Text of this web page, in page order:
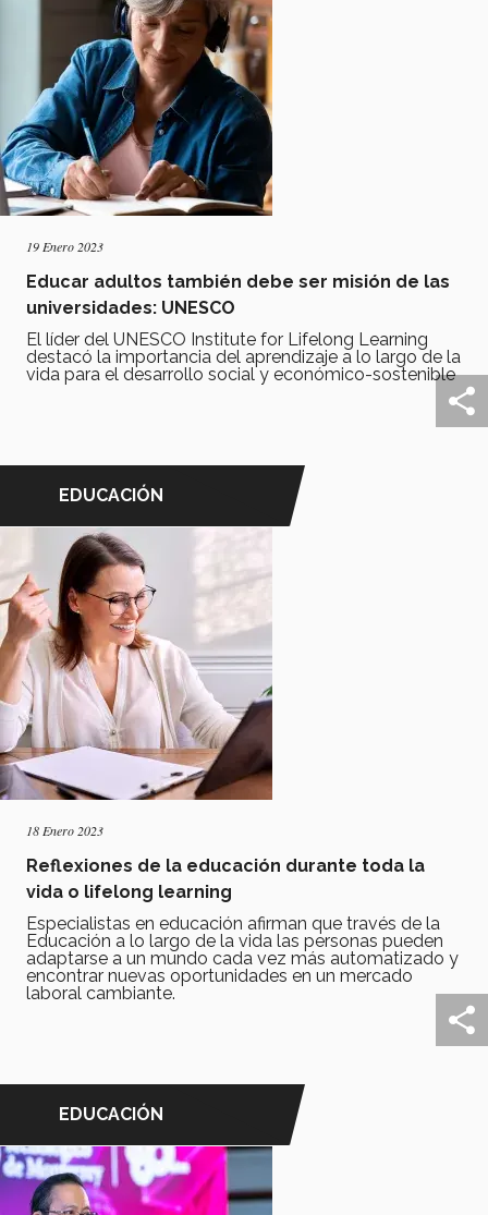
19 Enero 2023
Educar adultos también debe ser misión de las
universidades: UNESCO
El líder del UNESCO Institute for Lifelong Learning
destacó la importancia del aprendizaje a lo largo de la
vida para el desarrollo social y económico-sostenible
EDUCACIÓN
18 Enero 2023
Reflexiones de la educación durante toda la
vida o lifelong learning
Especialistas en educación afirman que través de la
Educación a lo largo de la vida las personas pueden
adaptarse a un mundo cada vez más automatizado y
encontrar nuevas oportunidades en un mercado
laboral cambiante.
EDUCACIÓN